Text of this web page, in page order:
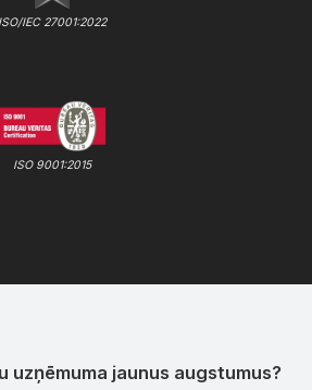
ISO/IEC 27001:2022
ISO 9001:2015
uzņēmuma jaunus augstumus?